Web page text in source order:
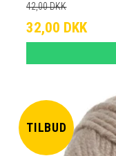
42,00 DKK
32,00 DKK
TILBUD